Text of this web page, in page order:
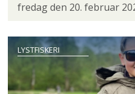
fredag den 20. februar
LYSTFISKERI